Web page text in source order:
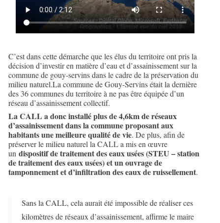
C’est dans cette démarche que les élus du territoire ont pris la
décision d’investir en matière d’eau et d’assainissement sur la
commune de gouy-servins dans le cadre de la préservation du
milieu naturel.La commune de Gouy-Servins était la dernière
des 36 communes du territoire à ne pas être équipée d’un
réseau d’assainissement collectif.
La CALL a donc installé plus de 4,6km de réseaux
d’assainissement dans la commune proposant aux
habitants une meilleure qualité de vie. De plus, afin de
préserver le milieu naturel la CALL a mis en œuvre
un dispositif de traitement des eaux usées (STEU – station
de traitement des eaux usées) et un ouvrage de
tamponnement et d’infiltration des eaux de ruissellement.
Sans la CALL, cela aurait été impossible de réaliser ces
kilomètres de réseaux d’assainissement, affirme le maire